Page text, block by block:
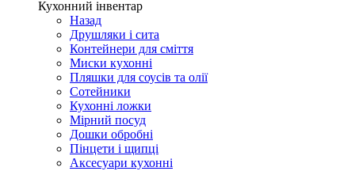
Кухонний інвентар
Назад
Друшляки і сита
Контейнери для сміття
Миски кухонні
Пляшки для соусів та олії
Сотейники
Кухонні ложки
Мірний посуд
Дошки обробні
Пінцети і щипці
Аксесуари кухонні